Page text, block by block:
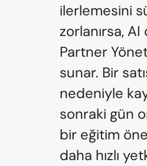
ilerlemesini
zorlanırsa,
Partner
sunar. Bir
nedeniyle
sonraki gün
bir eğitim
daha hızlı